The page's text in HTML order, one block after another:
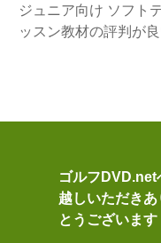
ジュニア向け ソフト
ッスン教材の評判が
ゴルフDVD.net
越しいただきあ
とうございます